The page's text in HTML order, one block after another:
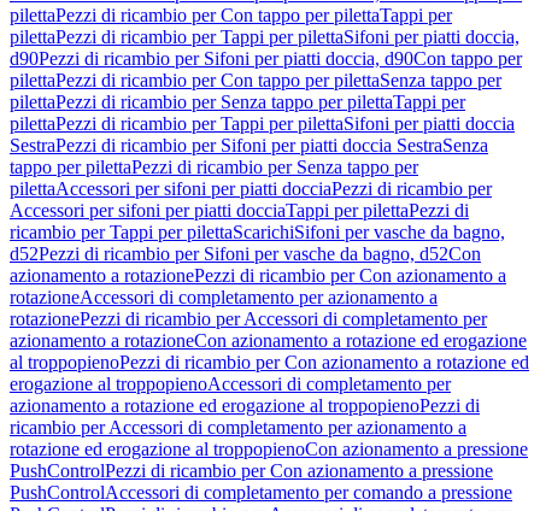
pilettaPezzi di ricambio per Con tappo per pilettaTappi per
pilettaPezzi di ricambio per Tappi per pilettaSifoni per piatti doccia,
d90Pezzi di ricambio per Sifoni per piatti doccia, d90Con tappo per
pilettaPezzi di ricambio per Con tappo per pilettaSenza tappo per
pilettaPezzi di ricambio per Senza tappo per pilettaTappi per
pilettaPezzi di ricambio per Tappi per pilettaSifoni per piatti doccia
SestraPezzi di ricambio per Sifoni per piatti doccia SestraSenza
tappo per pilettaPezzi di ricambio per Senza tappo per
pilettaAccessori per sifoni per piatti docciaPezzi di ricambio per
Accessori per sifoni per piatti docciaTappi per pilettaPezzi di
ricambio per Tappi per pilettaScarichiSifoni per vasche da bagno,
d52Pezzi di ricambio per Sifoni per vasche da bagno, d52Con
azionamento a rotazionePezzi di ricambio per Con azionamento a
rotazioneAccessori di completamento per azionamento a
rotazionePezzi di ricambio per Accessori di completamento per
azionamento a rotazioneCon azionamento a rotazione ed erogazione
al troppopienoPezzi di ricambio per Con azionamento a rotazione ed
erogazione al troppopienoAccessori di completamento per
azionamento a rotazione ed erogazione al troppopienoPezzi di
ricambio per Accessori di completamento per azionamento a
rotazione ed erogazione al troppopienoCon azionamento a pressione
PushControlPezzi di ricambio per Con azionamento a pressione
PushControlAccessori di completamento per comando a pressione